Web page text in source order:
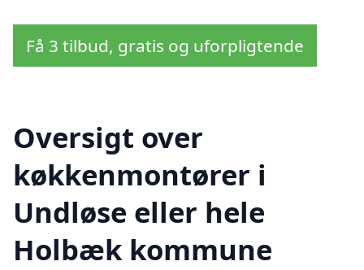
Få 3 tilbud, gratis og uforpligtende
Oversigt over
køkkenmontører i
Undløse eller hele
Holbæk kommune